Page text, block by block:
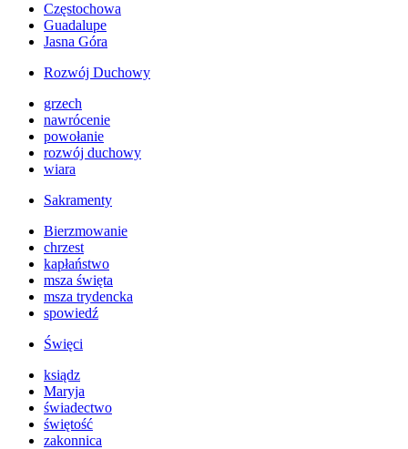
Częstochowa
Guadalupe
Jasna Góra
Rozwój Duchowy
grzech
nawrócenie
powołanie
rozwój duchowy
wiara
Sakramenty
Bierzmowanie
chrzest
kapłaństwo
msza święta
msza trydencka
spowiedź
Święci
ksiądz
Maryja
świadectwo
świętość
zakonnica